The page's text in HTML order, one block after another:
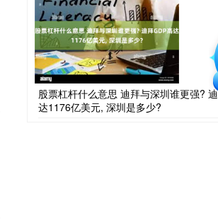
股票杠杆什么意思 迪拜与深圳谁更强?
达1176亿美元, 深圳是多少?